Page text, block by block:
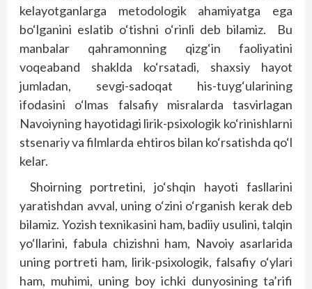
kelayotganlarga metodologik ahamiyatga ega
bo‘lganini eslatib o‘tishni o‘rinli deb bilamiz. Bu
manbalar qahramonning qizg‘in faoliyatini
voqeaband shaklda ko‘rsatadi, shaxsiy hayot
jumladan, sevgi-sadoqat his-tuyg‘ularining
ifodasini o‘lmas falsafiy misralarda tasvirlagan
Navoiyning hayotidagi lirik-psixologik ko‘rinishlarni
stsenariy va filmlarda ehtiros bilan ko‘rsatishda qo‘l
kelar.
Shoirning portretini, jo‘shqin hayoti fasllarini
yaratishdan avval, uning o‘zini o‘rganish kerak deb
bilamiz. Yozish texnikasini ham, badiiy usulini, talqin
yo‘llarini, fabula chizishni ham, Navoiy asarlarida
uning portreti ham, lirik-psixologik, falsafiy o‘ylari
ham, muhimi, uning boy ichki dunyosining ta’rifi